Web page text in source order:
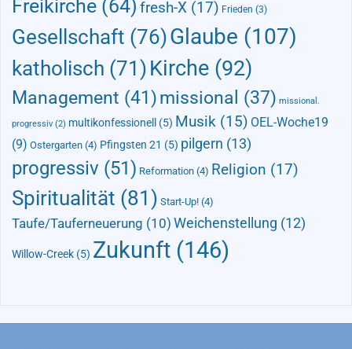
Freikirche (64) fresh-X (17) Frieden (3)
Gesellschaft (76)Glaube (107)
katholisch (71) Kirche (92)
Management (41)missional (37) missional.
progressiv (2) multikonfessionell (5) Musik (15) OEL-Woche19
(9) Ostergarten (4) Pfingsten 21 (5) pilgern (13)
progressiv (51) Reformation (4) Religion (17)
Spiritualität (81) Start-Up! (4)
Taufe/Tauferneuerung (10) Weichenstellung (12)
Willow-Creek (5) Zukunft (146)